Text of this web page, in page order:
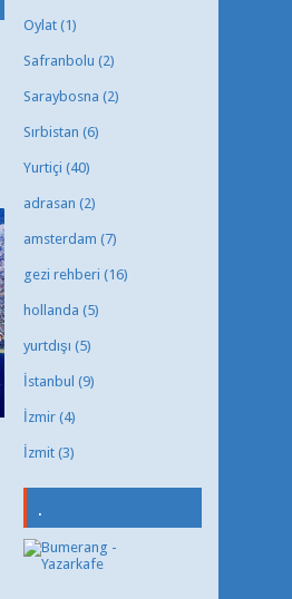
Oylat (1)
Safranbolu (2)
Saraybosna (2)
Sırbistan (6)
Yurtiçi (40)
adrasan (2)
amsterdam (7)
gezi rehberi (16)
hollanda (5)
yurtdışı (5)
İstanbul (9)
İzmir (4)
İzmit (3)
.